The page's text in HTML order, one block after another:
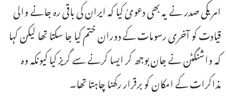
امریکی صدر نے یہ بھی دعویٰ کیا کہ ایران کی باقی رہ جانے والی
قیادت کو آخری رسومات کے دوران ختم کیا جا سکتا تھا لیکن کہا
کہ واشنگٹن نے جان بوجھ کر ایسا کرنے سے گریز کیا کیونکہ وہ
مذاکرات کے امکان کو برقرار رکھنا چاہتا تھا۔